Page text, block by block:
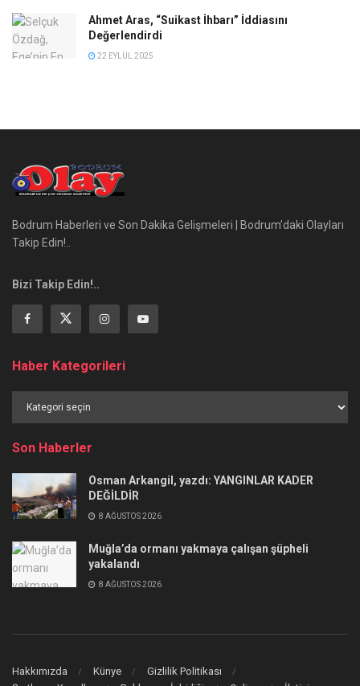
Ahmet Aras, “Suikast İhbarı” İddiasını
Değerlendirdi
22 EYLÜL 2025
Bodrum Haberleri ve Son Dakika Gelişmeleri | Bodrum’daki Olayları
Takip Edin!..
Bizi Takip Edin!..
Haber Kategorileri
Kategorileri
Son Haberler
Osman Arkangil, yazdı: YANGINLAR KADER
DEĞİLDİR
8 AĞUSTOS 2026
Muğla’da ormanı yakmaya çalışan şüpheli
yakalandı
8 AĞUSTOS 2026
Hakkımızda Künye
Gizlilik Politikası